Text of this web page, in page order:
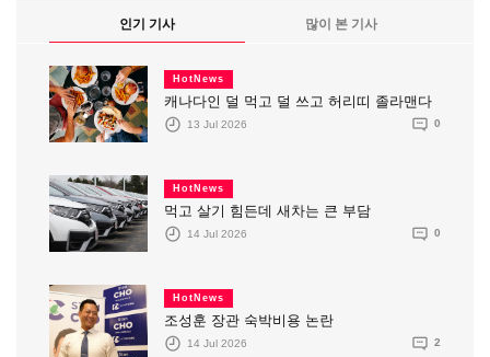
인기 기사 많이 본 기사
HotNews
캐나다인 덜 먹고 덜 쓰고 허리띠 졸라맨다
13 Jul 2026 0
HotNews
먹고 살기 힘든데 새차는 큰 부담
14 Jul 2026 0
HotNews
조성훈 장관 숙박비용 논란
14 Jul 2026 2